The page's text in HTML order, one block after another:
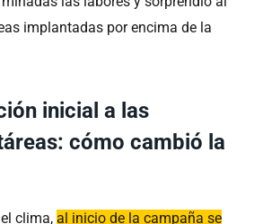
implantadas por encima de la
inicial a las
cómo cambió la
clima, al inicio de la campaña se